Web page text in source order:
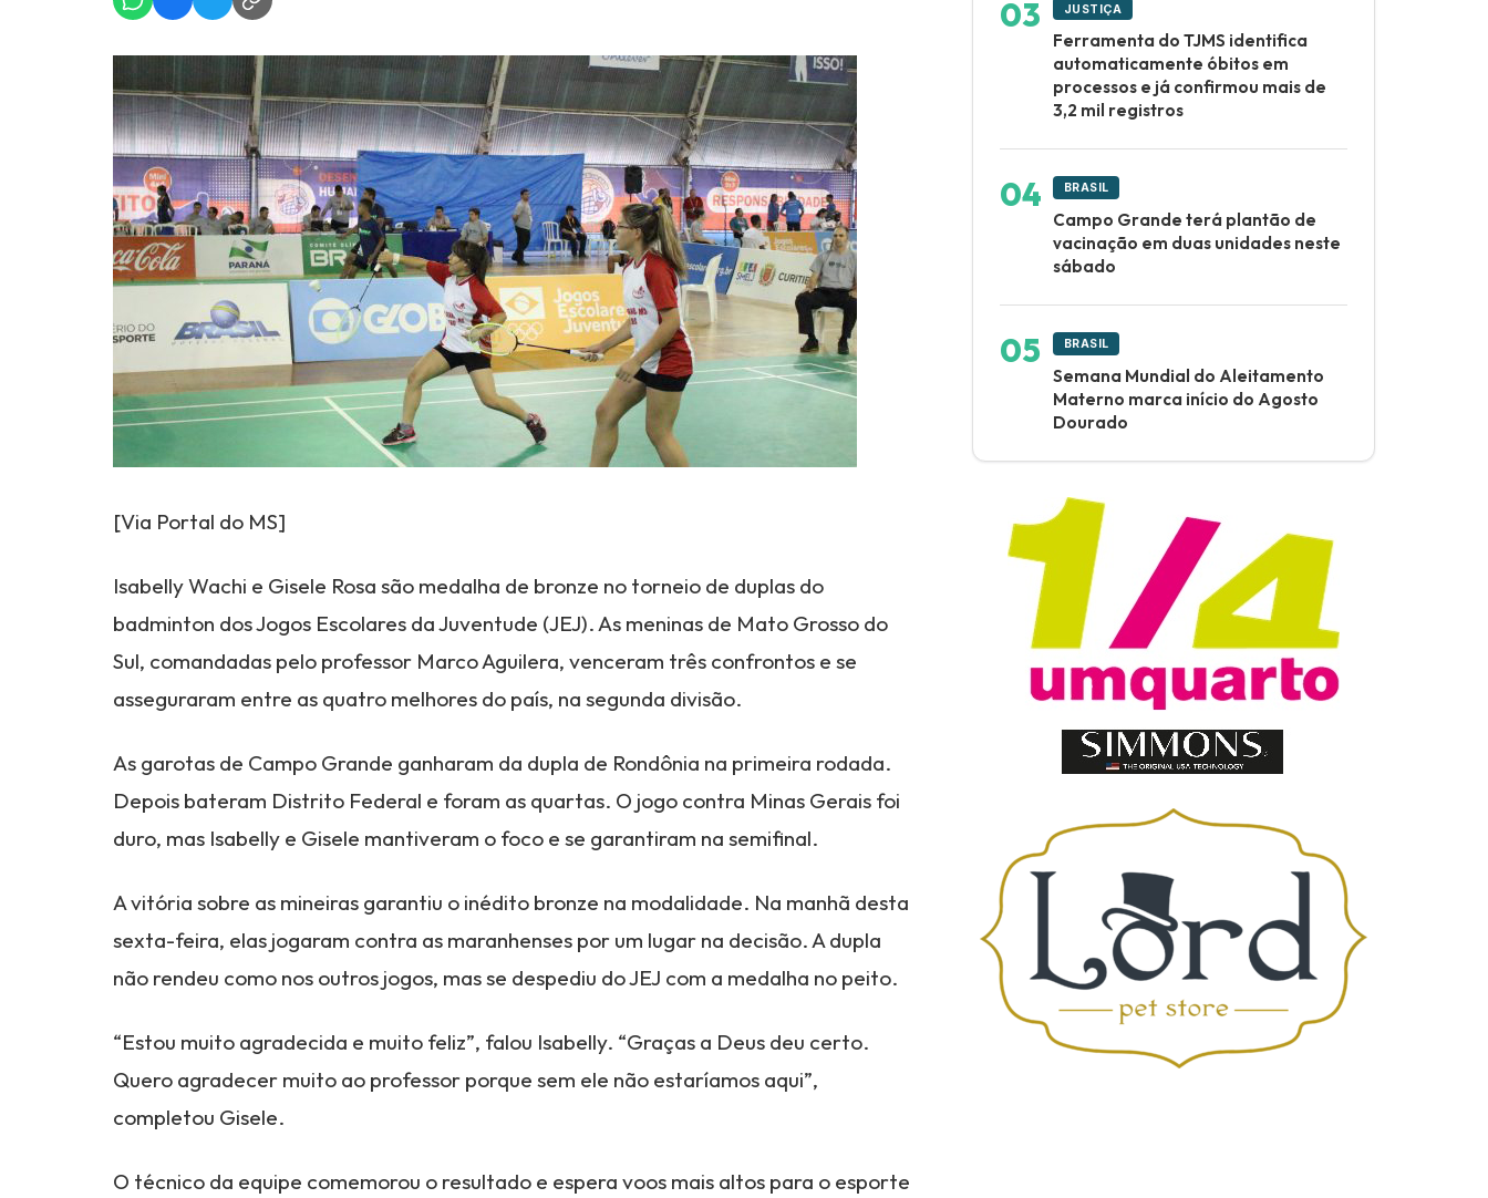
[Via Portal do MS]
Isabelly Wachi e Gisele Rosa são medalha de bronze no torneio de duplas do
badminton dos Jogos Escolares da Juventude (JEJ). As meninas de Mato Grosso do
Sul, comandadas pelo professor Marco Aguilera, venceram três confrontos e se
asseguraram entre as quatro melhores do país, na segunda divisão.
As garotas de Campo Grande ganharam da dupla de Rondônia na primeira rodada.
Depois bateram Distrito Federal e foram as quartas. O jogo contra Minas Gerais foi
duro, mas Isabelly e Gisele mantiveram o foco e se garantiram na semifinal.
A vitória sobre as mineiras garantiu o inédito bronze na modalidade. Na manhã desta
sexta-feira, elas jogaram contra as maranhenses por um lugar na decisão. A dupla
não rendeu como nos outros jogos, mas se despediu do JEJ com a medalha no peito.
“Estou muito agradecida e muito feliz”, falou Isabelly. “Graças a Deus deu certo.
Quero agradecer muito ao professor porque sem ele não estaríamos aqui”,
completou Gisele.
O técnico da equipe comemorou o resultado e espera voos mais altos para o esporte
JUSTIÇA
Ferramenta do TJMS identifica
automaticamente óbitos em
processos e já confirmou mais de
3,2 mil registros
BRASIL
Campo Grande terá plantão de
vacinação em duas unidades neste
sábado
BRASIL
Semana Mundial do Aleitamento
Materno marca início do Agosto
Dourado